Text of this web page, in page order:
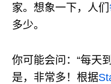
家。想象一下，人们
多少。
你可能会问：“每天
是，非常多！根据